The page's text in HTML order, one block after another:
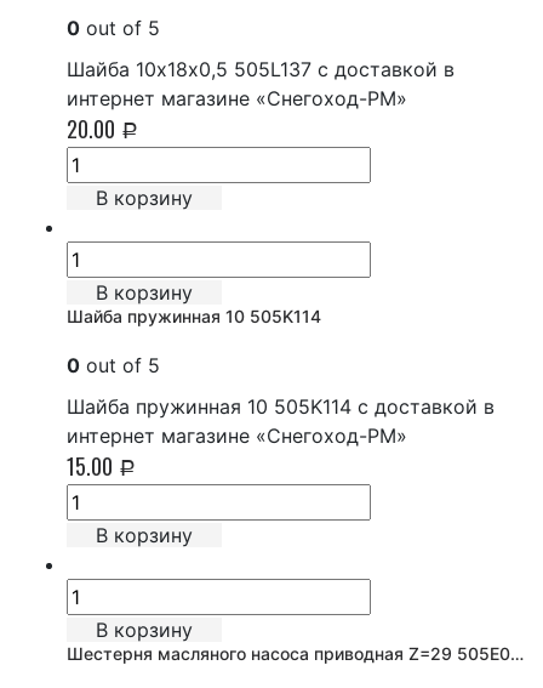
0 out of 5
Шайба 10х18х0,5 505L137 с доставкой в
интернет магазине «Снегоход-РМ»
20.00 Р
В корзину
В корзину
Шайба пружинная 10 505K114
0 out of 5
Шайба пружинная 10 505K114 с доставкой в
интернет магазине «Снегоход-РМ»
15.00 Р
В корзину
В корзину
Шестерня масляного насоса приводная Z=29 505E059